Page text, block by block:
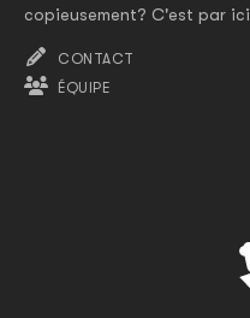
copieusement? C'est par
CONTACT
ÉQUIPE